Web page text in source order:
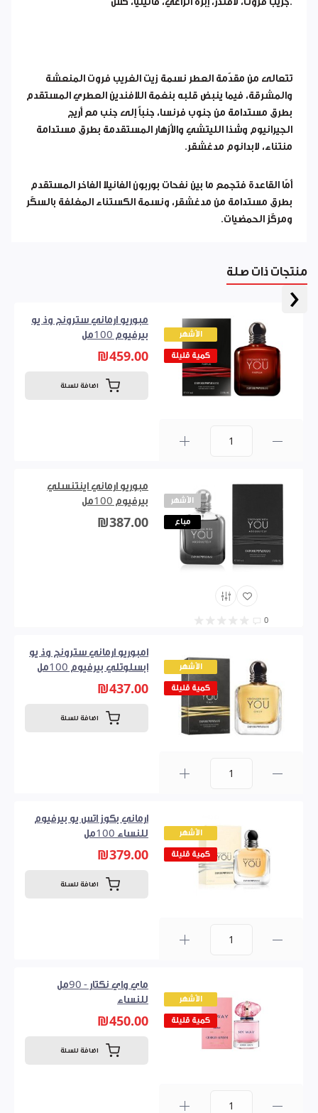
‹
تتعالى من مقدّمة العطر نسمة زيت الغريب فروت المنعشة
والمشرقة، فيما ينبض قلبه بنغمة اللافندين العطري المستقدم
بطرق مستدامة من جنوب فرنسا، جنباً إلى جنب مع أريج
الجيرانيوم وشذا الليتشي والأزهار المستقدمة بطرق مستدامة
منتناء، لابدانوم مدغشقر.
أمّا القاعدة فتجمع ما بين نفحات بوربون الفانيلا الفاخر المستقدم
بطرق مستدامة من مدغشقر، ونسمة الكستناء المغلفة بالسكّر
ومركّز الحمضيات.
منتجات ذات صلة
الأشهر
كمية قليلة
مبوريو ارماني سترونج وذ يو
بيرفيوم 100مل
₪459.00
اضافة للسلة
الأشهر
مباع
0
مبوريو ارماني اينتنسلي
بيرفيوم 100مل
₪387.00
الأشهر
كمية قليلة
امبوريو ارماني سترونج وذ يو
ابسلوتلي بيرفيوم 100مل
₪437.00
اضافة للسلة
الأشهر
كمية قليلة
ارماني بكوز اتس يو بيرفيوم
للنساء 100مل
₪379.00
اضافة للسلة
الأشهر
كمية قليلة
ماي واي نكتار - 90مل
للنساء
₪450.00
اضافة للسلة